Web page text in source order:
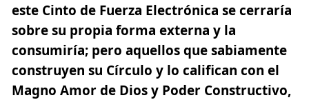
este Cinto de Fuerza Electrónica se cerraría
sobre su propia forma externa y la
consumiría; pero aquellos que sabiamente
construyen su Círculo y lo califican con el
Magno Amor de Dios y Poder Constructivo,